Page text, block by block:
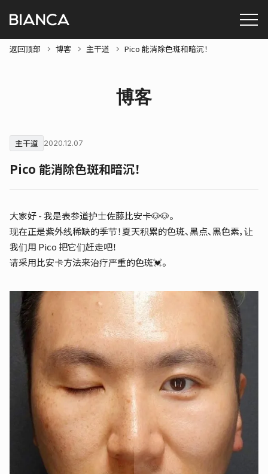
返回顶部 博客 主干道 Pico 能消除色斑和暗沉！
博客
主干道 2020.12.07
Pico 能消除色斑和暗沉！
大家好 - 我是表参道护士佐藤比安卡🐶🐶。
现在正是紫外线稀缺的季节！夏天积累的色斑、黑点、黑色素，让
我们用 Pico 把它们赶走吧！
请采用比安卡方法来治疗严重的色斑💓。